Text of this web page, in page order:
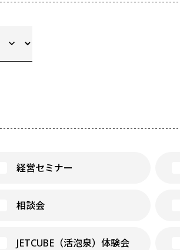
経営セミナー
相談会
JETCUBE（活泡泉）体験会